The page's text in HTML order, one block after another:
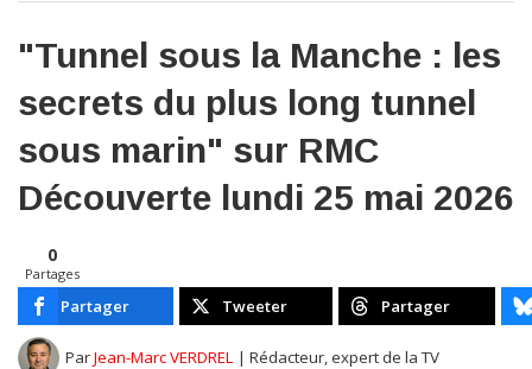
"Tunnel sous la Manche : les
secrets du plus long tunnel
sous marin" sur RMC
Découverte lundi 25 mai 2026
0
Partages
Partager Tweeter Partager
ParJean-Marc VERDREL | Rédacteur, expert de la TV